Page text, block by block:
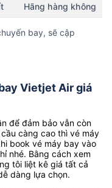
Hãng hàng không
bay, sẽ cập
Vietjet Air giá
để đảm bảo vẫn còn
càng cao thì vé máy
book vé máy bay vào
nhé. Bằng cách xem
tôi liệt kê giá tất cả
dàng lựa chọn.